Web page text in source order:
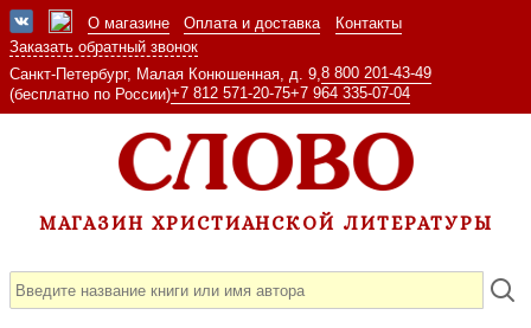
О магазине Оплата и доставка
Контакты
Заказать обратный звонок
Санкт-Петербург, Малая Конюшенная, д. 9, 8 800 201-43-49
(бесплатно по России)+7 812 571-20-75+7 964 335-07-04
МАГАЗИН ХРИСТИАНСКОЙ ЛИТЕРАТУРЫ